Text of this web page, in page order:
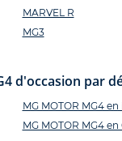
MARVEL R
MG3
d'occasion par
MG MOTOR MG4
MG MOTOR MG4 en